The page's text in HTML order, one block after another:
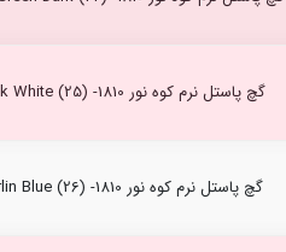
گچ پاستل نرم کوه نور Zink White (25) -1810
گچ پاستل نرم کوه نور Berlin Blue (26) -1810